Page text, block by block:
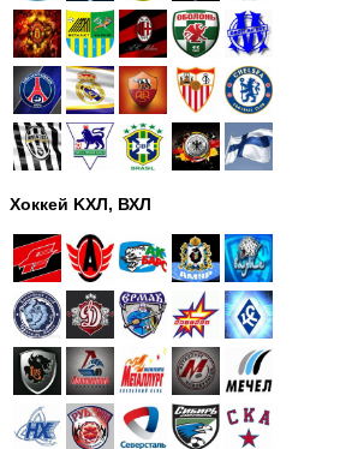
Хоккей KХЛ, ВХЛ